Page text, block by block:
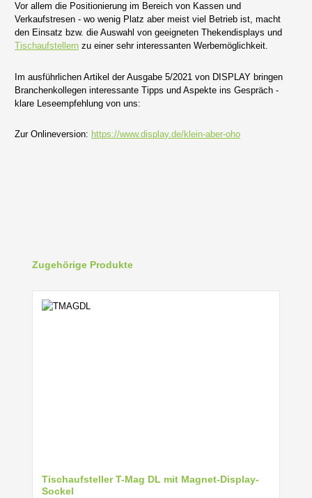
Vor allem die Positionierung im Bereich von Kassen und
Verkaufstresen - wo wenig Platz aber meist viel Betrieb ist, macht
den Einsatz bzw. die Auswahl von geeigneten Thekendisplays und
Tischaufstellern zu einer sehr interessanten Werbemöglichkeit.
Im ausführlichen Artikel der Ausgabe 5/2021 von DISPLAY bringen
Branchenkollegen interessante Tipps und Aspekte ins Gespräch -
klare Leseempfehlung von uns:
Zur Onlineversion: https://www.display.de/klein-aber-oho
Produktgalerie überspringen
Zugehörige Produkte
Tischaufsteller T-Mag DL mit Magnet-Display-
Sockel